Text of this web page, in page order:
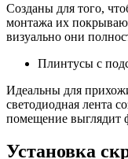
Созданы для того,
монтажа их
визуально они
Плинтусы с
Идеальны для
светодиодная лента
помещение выглядит
Установка